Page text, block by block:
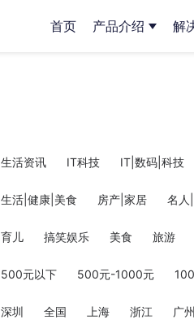
生活资讯 IT科技 IT|数码|科技
生活|健康|美食 房产|家居 名人
育儿 搞笑娱乐 美食 旅游
500元以下 500元-1000元
深圳 全国 上海 浙江 广
首页 产品介绍 解